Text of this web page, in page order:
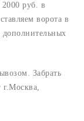
руб. в
ворота в
дополнительных
Забрать